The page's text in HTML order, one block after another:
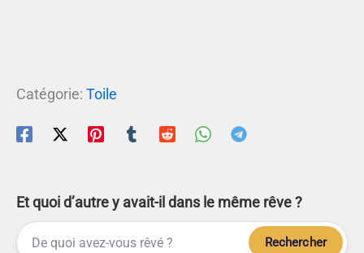
Catégorie: Toile
Et quoi d’autre y avait-il dans le même rêve ?
Rechercher